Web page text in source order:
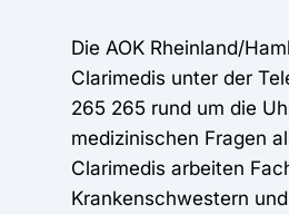
Die AOK Rheinland/
Clarimedis unter der
265 265 rund um die
medizinischen Fragen
Clarimedis arbeiten
Krankenschwestern